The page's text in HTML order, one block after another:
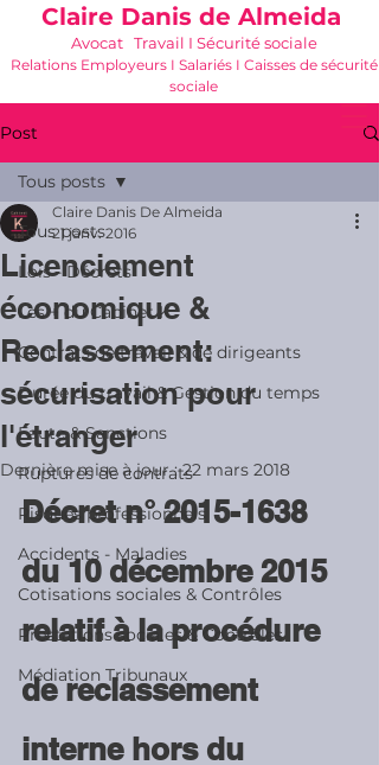
Claire Danis de Almeida
Avocat Travail I Sécurité sociale
Relations Employeurs I Salariés I Caisses de sécurité
sociale
Post
Tous posts
Lois - Décrets
Les + du Cabinet K
Contrats de travail & de dirigeants
Durée du travail & Gestion du temps
Faute & Sanctions
Ruptures de contrats
Risques professionnels
Accidents - Maladies
Cotisations sociales & Contrôles
Prestations sociales & Contrôles
Médiation Tribunaux
Tous posts
Licenciement
économique &
Reclassement:
sécurisation pour
l'étranger
Claire Danis De Almeida
21 janv. 2016
Dernière mise à jour :22 mars 2018
Décret n° 2015-1638
du 10 décembre 2015
relatif à la procédure
de reclassement
interne hors du